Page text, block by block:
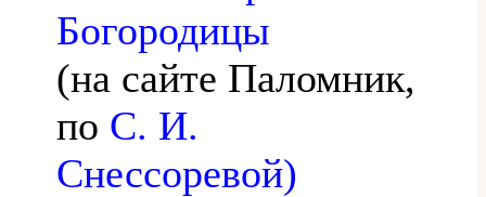
Богородицы
(на сайте Паломник,
по С. И.
Снессоревой)